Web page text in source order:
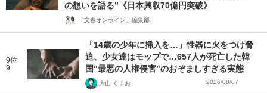
の想いを語る”《日本興収70億円突破》
「文春オンライン」編集部
9位
9
「14歳の少年に挿入を…」性器に火をつけ脅
迫、少女達はモップで…657人が死亡した韓
国“最悪の人権侵害”のおぞましすぎる実態
大山 くまお 2026/08/07